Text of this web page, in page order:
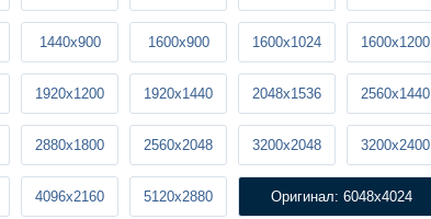
1440x900 1600x900 1600x1024 1600x1200
1920x1200 1920x1440 2048x1536 2560x1440
2880x1800 2560x2048 3200x2048 3200x2400
4096x2160 5120x2880 Оригинал: 6048x4024